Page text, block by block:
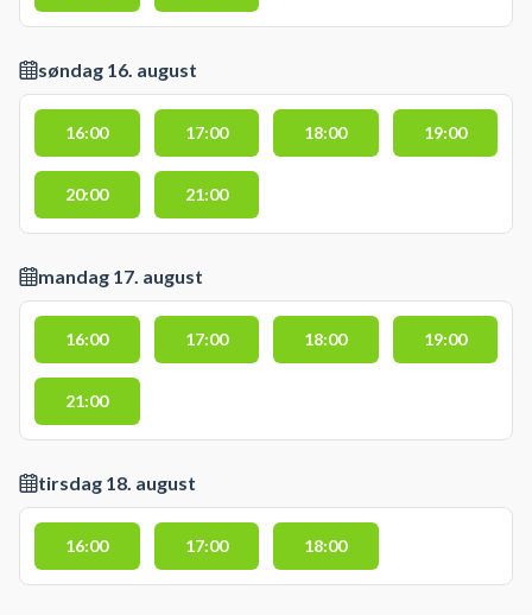
søndag 16. august
16:00 17:00 18:00 19:00
20:00 21:00
mandag 17. august
16:00 17:00 18:00 19:00
21:00
tirsdag 18. august
16:00 17:00 18:00